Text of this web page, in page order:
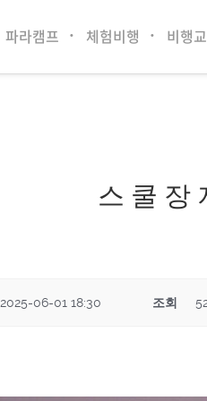
파라캠프 체험비행 비행
스 쿨 장
2025-06-01 18:30 조회